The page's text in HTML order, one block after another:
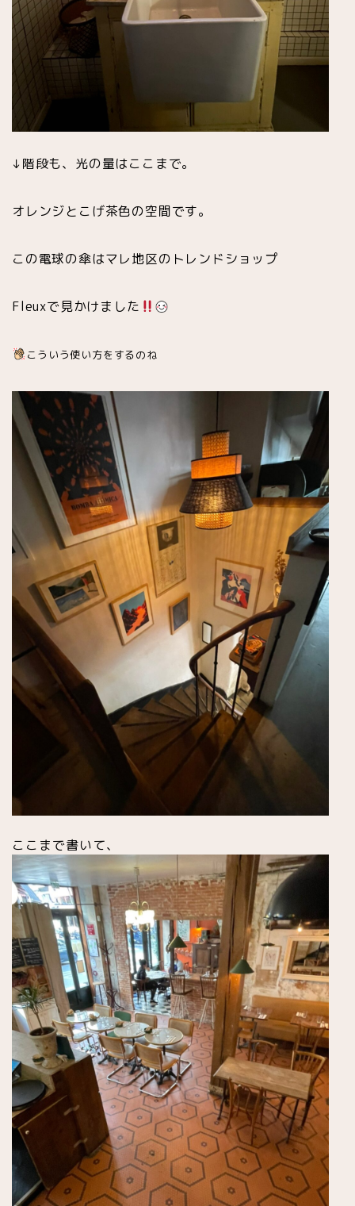
↓階段も、光の量はここまで。
オレンジとこげ茶色の空間です。
この電球の傘はマレ地区のトレンドショップ
Fleuxで見かけました
こういう使い方をするのね
ここまで書いて、